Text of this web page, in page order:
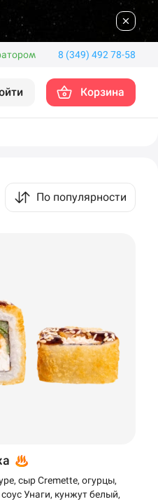
8 (349) 492 78-58
Корзина
По популярности
сыр Cremette, огурцы,
Унаги, кунжут белый,